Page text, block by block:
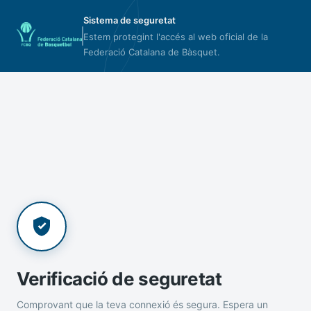
Sistema de seguretat
Estem protegint l'accés al web oficial de la
Federació Catalana de Bàsquet.
Verificació de seguretat
Comprovant que la teva connexió és segura. Espera un